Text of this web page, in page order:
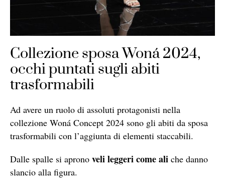
Collezione sposa Woná 2024,
occhi puntati sugli abiti
trasformabili
Ad avere un ruolo di assoluti protagonisti nella
collezione Woná Concept 2024 sono gli abiti da sposa
trasformabili con l’aggiunta di elementi staccabili.
Dalle spalle si aprono veli leggeri come ali che danno
slancio alla figura.